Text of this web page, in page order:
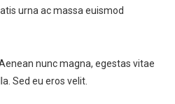
urna ac massa euismod
nunc magna, egestas vitae
Sed eu eros velit.